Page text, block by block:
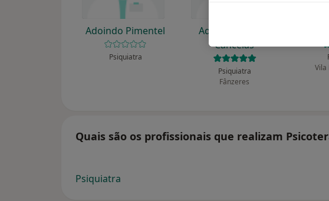
Adoindo Pimentel
Psiquiatra
Adrián Gramary
Cancelas
Psiquiatra
Fânzeres
Vila
Quais são os profissionais que realizam
Psiquiatra